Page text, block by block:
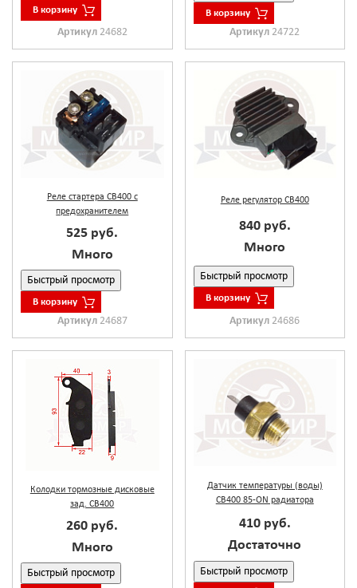
В корзину
Артикул 24682
В корзину
Артикул 24722
Реле стартера CB400 с
предохранителем
525 руб.
Много
Быстрый просмотр
В корзину
Артикул 24687
Реле регулятор CB400
840 руб.
Много
Быстрый просмотр
В корзину
Артикул 24686
Колодки тормозные дисковые
зад. CB400
260 руб.
Много
Быстрый просмотр
Датчик температуры (воды)
CB400 85-ON радиатора
410 руб.
Достаточно
Быстрый просмотр